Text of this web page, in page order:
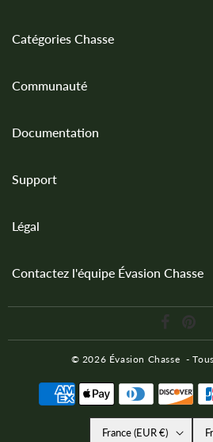
Catégories Chasse
Communauté
Documentation
Support
Légal
Contactez l'équipe Évasion Chasse
© 2026 Évasion Chasse -
France (EUR €)